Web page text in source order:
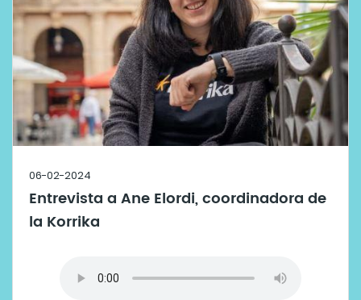
06-02-2024
Entrevista a Ane Elordi, coordinadora de
la Korrika